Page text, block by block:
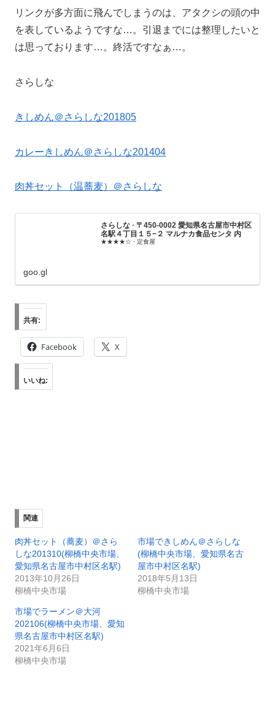
リンクが多方面に飛んでしまうのは、アタクシの頭の中
を表しているようですな…。引退までには整理したいと
は思っております…。終活ですなぁ…。
さらしな
きしめん＠さらしな201805
カレーきしめん＠さらしな201404
肉丼セット（温蕎麦）＠さらしな
さらしな · 〒450-0002 愛知県名古屋市中村区
名駅４丁目１５−２ マルナカ食品センタ 内
★★★★☆ · 定食屋
goo.gl
共有:
Facebook X
いいね:
関連
肉丼セット（蕎麦）＠さら
しな201310(柳橋中央市場、
愛知県名古屋市中村区名駅)
2013年10月26日
柳橋中央市場
市場できしめん＠さらしな
(柳橋中央市場、愛知県名古
屋市中村区名駅)
2018年5月13日
柳橋中央市場
市場でラーメン＠大河
202106(柳橋中央市場、愛知
県名古屋市中村区名駅)
2021年6月6日
柳橋中央市場